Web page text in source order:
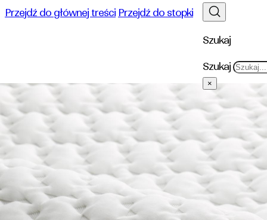
Przejdź do głównej treści Przejdź do stopki
Szukaj
Szukaj
×